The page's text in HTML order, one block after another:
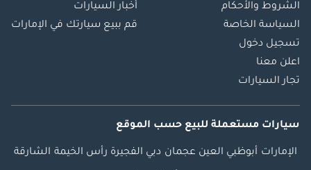
الشروط والأحكام
السياسة الخاصة
تسجيل دخول
اعلن معنا
تجار السيارات
أخبار السيارات
قم ببيع سيارتك في الإمارات
سيارات مستعملة للبيع حسب الموقع
الإمارات أبوظبي العين عجمان دبي الفجيرة رأس الخيمة الشارقة